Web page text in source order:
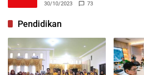
30/10/2023 73
Pendidikan